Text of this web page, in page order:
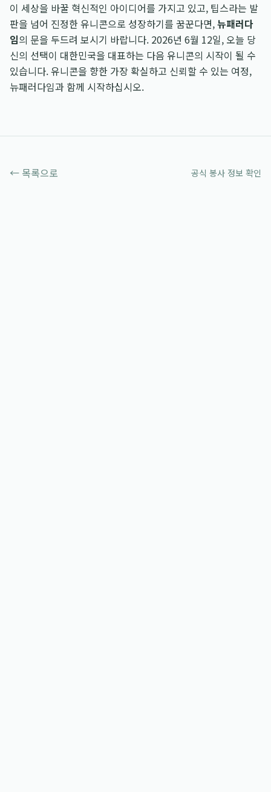
이 세상을 바꿀 혁신적인 아이디어를 가지고 있고, 팁스라는 발
판을 넘어 진정한 유니콘으로 성장하기를 꿈꾼다면,뉴패러다
임의 문을 두드려 보시기 바랍니다. 2026년 6월 12일, 오늘 당
신의 선택이 대한민국을 대표하는 다음 유니콘의 시작이 될 수
있습니다. 유니콘을 향한 가장 확실하고 신뢰할 수 있는 여정,
뉴패러다임과 함께 시작하십시오.
← 목록으로 공식 봉사 정보 확인